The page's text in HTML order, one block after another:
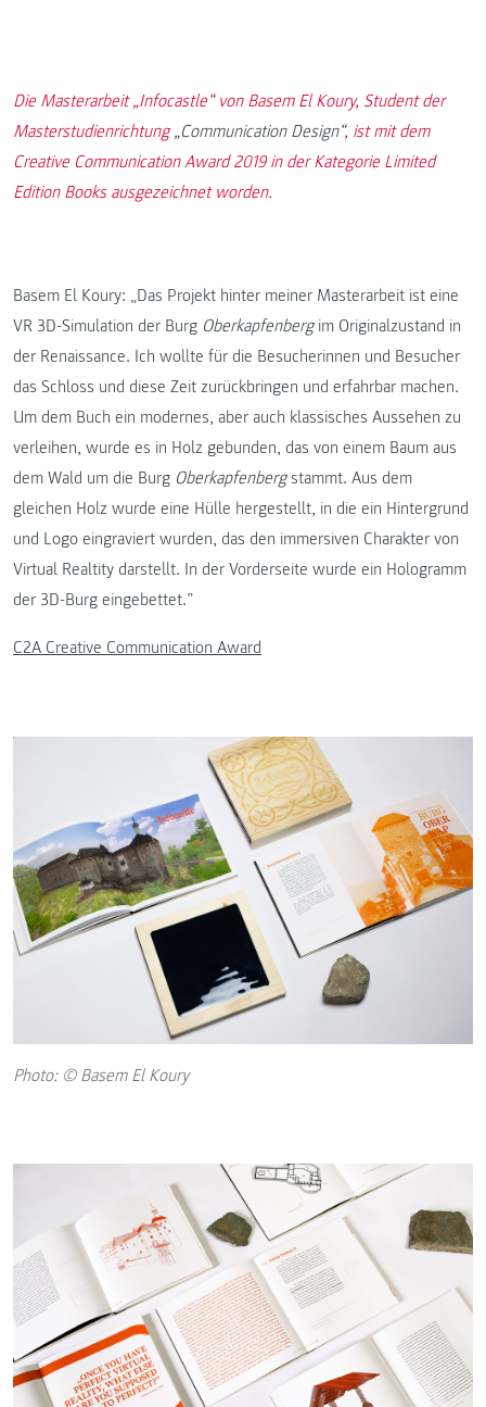
Die Masterarbeit „Infocastle“ von Basem El Koury, Student der
Masterstudienrichtung„Communication Design“, ist mit dem
Creative Communication Award 2019 in der Kategorie Limited
Edition Books ausgezeichnet worden.
Basem El Koury: „Das Projekt hinter meiner Masterarbeit ist eine
VR 3D-Simulation der Burg Oberkapfenbergim Originalzustand in
der Renaissance. Ich wollte für die Besucherinnen und Besucher
das Schloss und diese Zeit zurückbringen und erfahrbar machen.
Um dem Buch ein modernes, aber auch klassisches Aussehen zu
verleihen, wurde es in Holz gebunden, das von einem Baum aus
dem Wald um die Burg Oberkapfenbergstammt. Aus dem
gleichen Holz wurde eine Hülle hergestellt, in die ein Hintergrund
und Logo eingraviert wurden, das den immersiven Charakter von
Virtual Realtity darstellt. In der Vorderseite wurde ein Hologramm
der 3D-Burg eingebettet.”
C2A Creative Communication Award
Photo: © Basem El Koury